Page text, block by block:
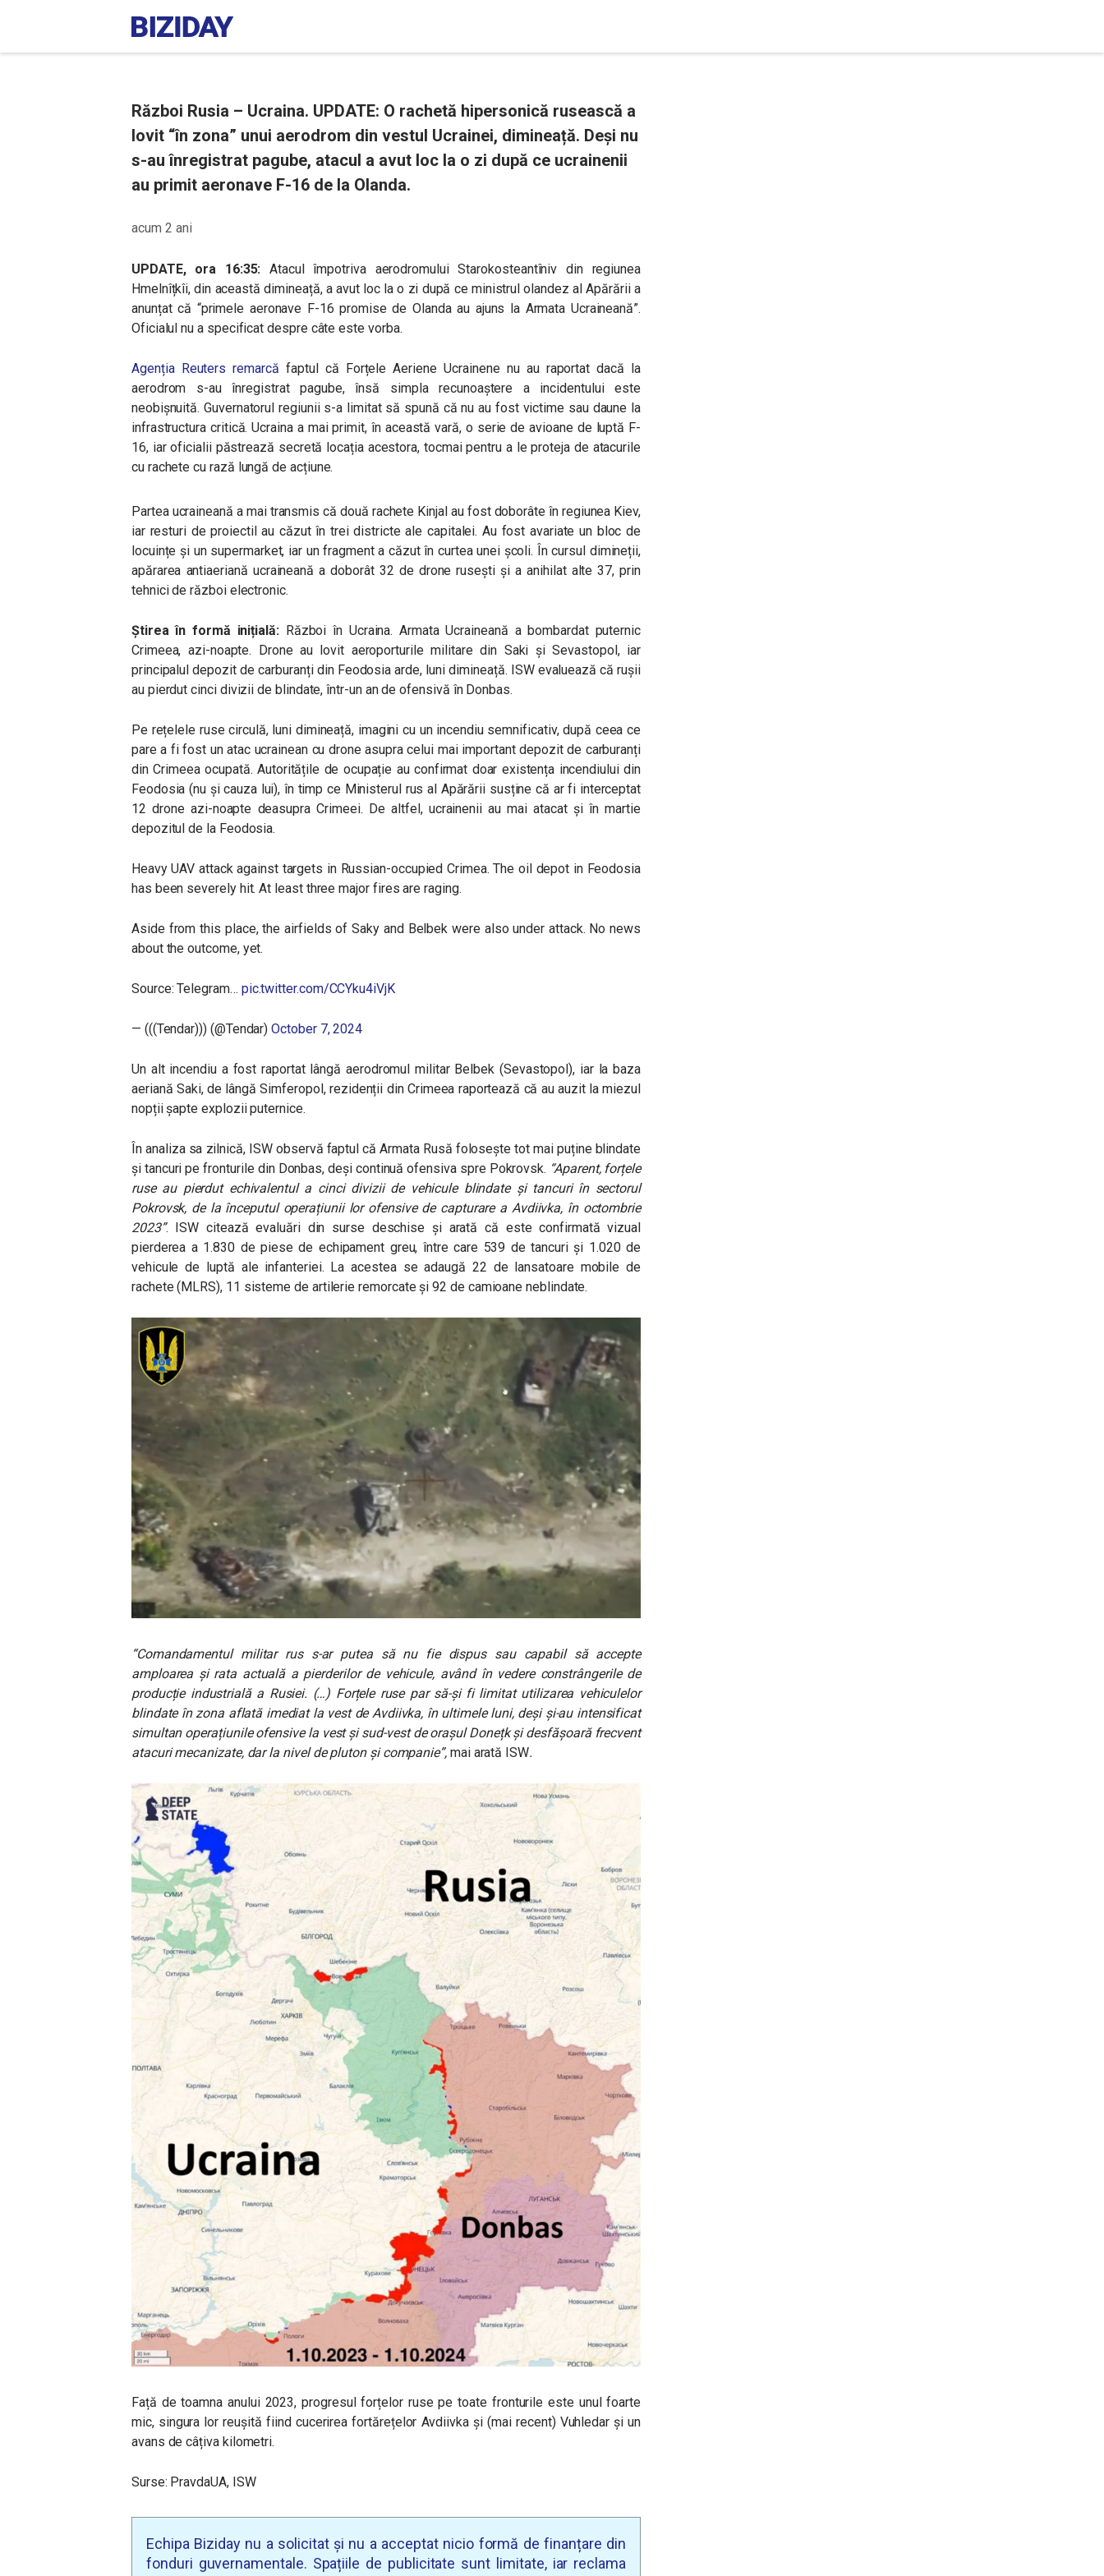
Război Rusia – Ucraina. UPDATE: O rachetă hipersonică rusească a
lovit “în zona” unui aerodrom din vestul Ucrainei, dimineață. Deși nu
s-au înregistrat pagube, atacul a avut loc la o zi după ce ucrainenii
au primit aeronave F-16 de la Olanda.
acum 2 ani
UPDATE, ora 16:35: Atacul împotriva aerodromului Starokosteantîniv din regiunea
Hmelnîțkîi, din această dimineață, a avut loc la o zi după ce ministrul olandez al Apărării a
anunțat că “primele aeronave F-16 promise de Olanda au ajuns la Armata Ucraineană”.
Oficialul nu a specificat despre câte este vorba.
Agenția Reuters remarcă faptul că Forțele Aeriene Ucrainene nu au raportat dacă la
aerodrom s-au înregistrat pagube, însă simpla recunoaștere a incidentului este
neobișnuită. Guvernatorul regiunii s-a limitat să spună că nu au fost victime sau daune la
infrastructura critică. Ucraina a mai primit, în această vară, o serie de avioane de luptă F-
16, iar oficialii păstrează secretă locația acestora, tocmai pentru a le proteja de atacurile
cu rachete cu rază lungă de acțiune.
Partea ucraineană a mai transmis că două rachete Kinjal au fost doborâte în regiunea Kiev,
iar resturi de proiectil au căzut în trei districte ale capitalei. Au fost avariate un bloc de
locuințe și un supermarket, iar un fragment a căzut în curtea unei școli. În cursul dimineții,
apărarea antiaeriană ucraineană a doborât 32 de drone rusești și a anihilat alte 37, prin
tehnici de război electronic.
Știrea în formă inițială: Război în Ucraina. Armata Ucraineană a bombardat puternic
Crimeea, azi-noapte. Drone au lovit aeroporturile militare din Saki și Sevastopol, iar
principalul depozit de carburanți din Feodosia arde, luni dimineață. ISW evaluează că rușii
au pierdut cinci divizii de blindate, într-un an de ofensivă în Donbas.
Pe rețelele ruse circulă, luni dimineață, imagini cu un incendiu semnificativ, după ceea ce
pare a fi fost un atac ucrainean cu drone asupra celui mai important depozit de carburanți
din Crimeea ocupată. Autoritățile de ocupație au confirmat doar existența incendiului din
Feodosia (nu și cauza lui), în timp ce Ministerul rus al Apărării susține că ar fi interceptat
12 drone azi-noapte deasupra Crimeei. De altfel, ucrainenii au mai atacat și în martie
depozitul de la Feodosia.
Heavy UAV attack against targets in Russian-occupied Crimea. The oil depot in Feodosia
has been severely hit. At least three major fires are raging.
Aside from this place, the airfields of Saky and Belbek were also under attack. No news
about the outcome, yet.
Source: Telegram… pic.twitter.com/CCYku4iVjK
— (((Tendar))) (@Tendar)October 7, 2024
Un alt incendiu a fost raportat lângă aerodromul militar Belbek (Sevastopol), iar la baza
aeriană Saki, de lângă Simferopol, rezidenții din Crimeea raportează că au auzit la miezul
nopții șapte explozii puternice.
În analiza sa zilnică, ISW observă faptul că Armata Rusă folosește tot mai puține blindate
și tancuri pe fronturile din Donbas, deși continuă ofensiva spre Pokrovsk. “Aparent, forțele
ruse au pierdut echivalentul a cinci divizii de vehicule blindate și tancuri în sectorul
Pokrovsk, de la începutul operațiunii lor ofensive de capturare a Avdiivka, în octombrie
2023”. ISW citează evaluări din surse deschise și arată că este confirmată vizual
pierderea a 1.830 de piese de echipament greu, între care 539 de tancuri și 1.020 de
vehicule de luptă ale infanteriei. La acestea se adaugă 22 de lansatoare mobile de
rachete (MLRS), 11 sisteme de artilerie remorcate și 92 de camioane neblindate.
“Comandamentul militar rus s-ar putea să nu fie dispus sau capabil să accepte
amploarea și rata actuală a pierderilor de vehicule, având în vedere constrângerile de
producție industrială a Rusiei. (…) Forțele ruse par să-și fi limitat utilizarea vehiculelor
blindate în zona aflată imediat la vest de Avdiivka, în ultimele luni, deși și-au intensificat
simultan operațiunile ofensive la vest și sud-vest de orașul Donețk și desfășoară frecvent
atacuri mecanizate, dar la nivel de pluton și companie”, mai arată ISW.
Față de toamna anului 2023, progresul forțelor ruse pe toate fronturile este unul foarte
mic, singura lor reușită fiind cucerirea fortărețelor Avdiivka și (mai recent) Vuhledar și un
avans de câțiva kilometri.
Surse: PravdaUA, ISW
Echipa Biziday nu a solicitat și nu a acceptat nicio formă de finanțare din
fonduri guvernamentale. Spațiile de publicitate sunt limitate, iar reclama